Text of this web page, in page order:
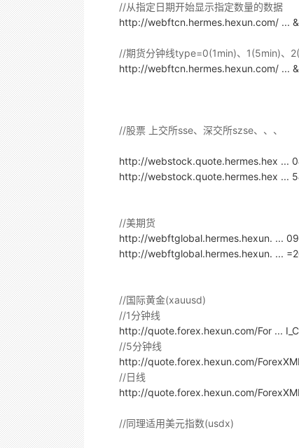
//从指定日期开始显示指定数量的数据
http://webftcn.hermes.hexun.com/ ...
//期货分钟线type=0(1min)、1(5min)、
http://webftcn.hermes.hexun.com/ ...
//股票 上交所sse、深交所szse、、、
http://webstock.quote.hermes.hex ...
http://webstock.quote.hermes.hex ...
//美期货
http://webftglobal.hermes.hexun. ...
http://webftglobal.hermes.hexun. ...
//国际黄金(xauusd)
//1分钟线
http://quote.forex.hexun.com/For ...
//5分钟线
http://quote.forex.hexun.com/
//日线
http://quote.forex.hexun.com/
//同理适用美元指数(usdx)